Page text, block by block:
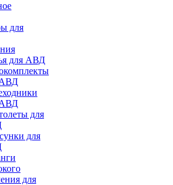
для
для АВД
для
для
для